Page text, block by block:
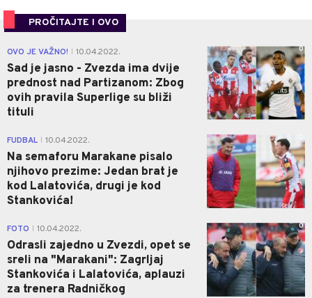
PROČITAJTE I OVO
OVO JE VAŽNO! 10.04.2022.
Sad je jasno - Zvezda ima dvije
prednost nad Partizanom: Zbog
ovih pravila Superlige su bliži
tituli
0
FUDBAL 10.04.2022.
Na semaforu Marakane pisalo
njihovo prezime: Jedan brat je
kod Lalatovića, drugi je kod
Stankovića!
0
FOTO 10.04.2022.
Odrasli zajedno u Zvezdi, opet se
sreli na "Marakani": Zagrljaj
Stankovića i Lalatovića, aplauzi
za trenera Radničkog
0